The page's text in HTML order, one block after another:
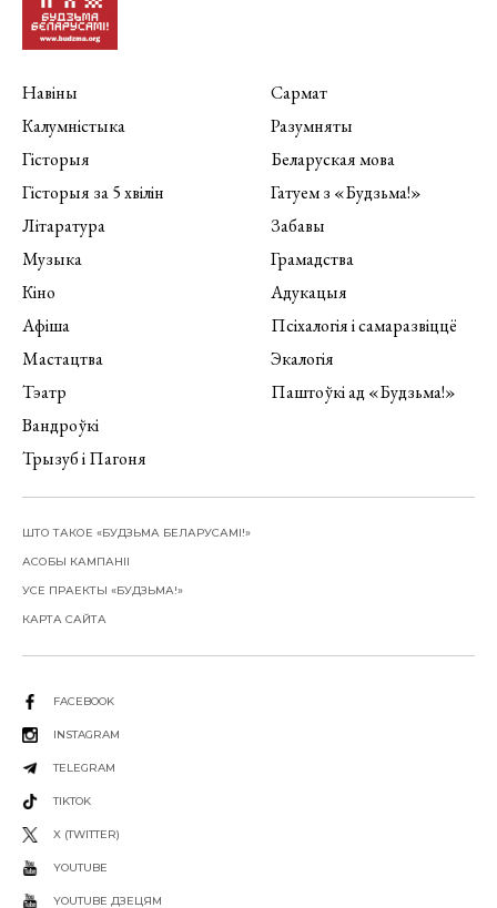
Навіны
Калумністыка
Гісторыя
Гісторыя за 5 хвілін
Літаратура
Музыка
Кіно
Афіша
Мастацтва
Тэатр
Вандроўкі
Трызуб і Пагоня
Сармат
Разумняты
Беларуская мова
Гатуем з «Будзьма!»
Забавы
Грамадства
Адукацыя
Псіхалогія і самаразвіццё
Экалогія
Паштоўкі ад «Будзьма!»
ШТО ТАКОЕ «БУДЗЬМА БЕЛАРУСАМІ!»
АСОБЫ КАМПАНІІ
УСЕ ПРАЕКТЫ «БУДЗЬМА!»
КАРТА САЙТА
FACEBOOK
INSTAGRAM
TELEGRAM
TIKTOK
X (TWITTER)
YOUTUBE
YOUTUBE ДЗЕЦЯМ